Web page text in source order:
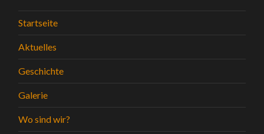
Startseite
Aktuelles
Geschichte
Galerie
Wo sind wir?